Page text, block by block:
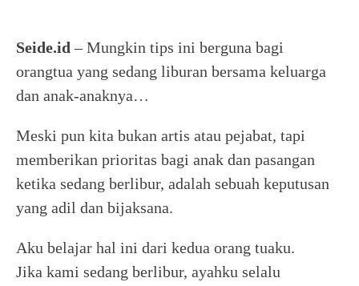
Seide.id – Mungkin tips ini berguna bagi
orangtua yang sedang liburan bersama keluarga
dan anak-anaknya…
Meski pun kita bukan artis atau pejabat, tapi
memberikan prioritas bagi anak dan pasangan
ketika sedang berlibur, adalah sebuah keputusan
yang adil dan bijaksana.
Aku belajar hal ini dari kedua orang tuaku.
Jika kami sedang berlibur, ayahku selalu